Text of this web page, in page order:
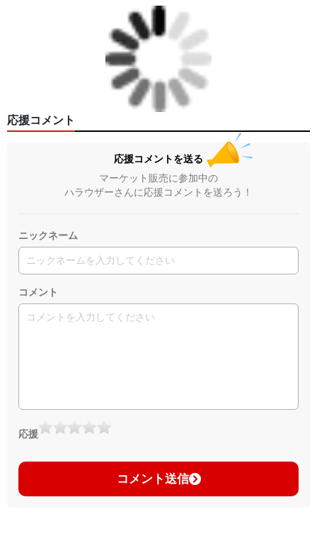
応援コメント
応援コメントを送る
マーケット販売に参加中の
ハラウザーさんに応援コメントを送ろう！
ニックネーム
コメント
応援
コメント送信